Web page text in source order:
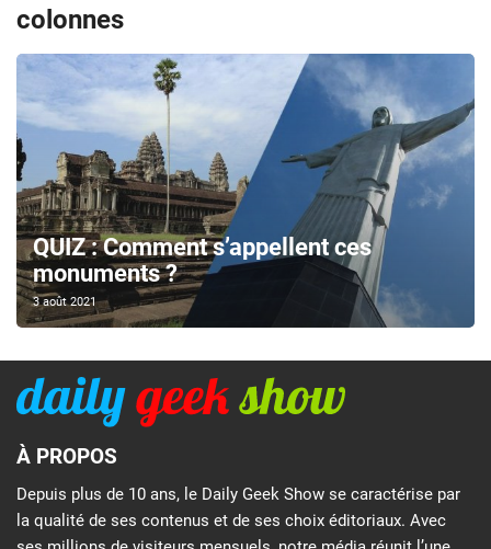
colonnes
QUIZ : Comment s’appellent ces
monuments ?
3 août 2021
À PROPOS
Depuis plus de 10 ans, le Daily Geek Show se caractérise par
la qualité de ses contenus et de ses choix éditoriaux. Avec